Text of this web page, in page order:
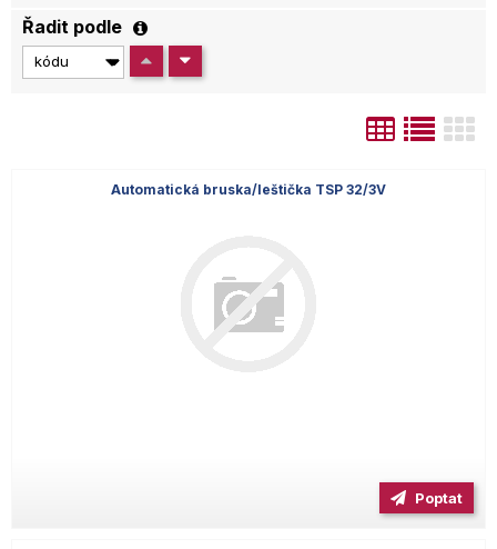
Řadit podle
Automatická bruska/leštička TSP 32/3V
Poptat